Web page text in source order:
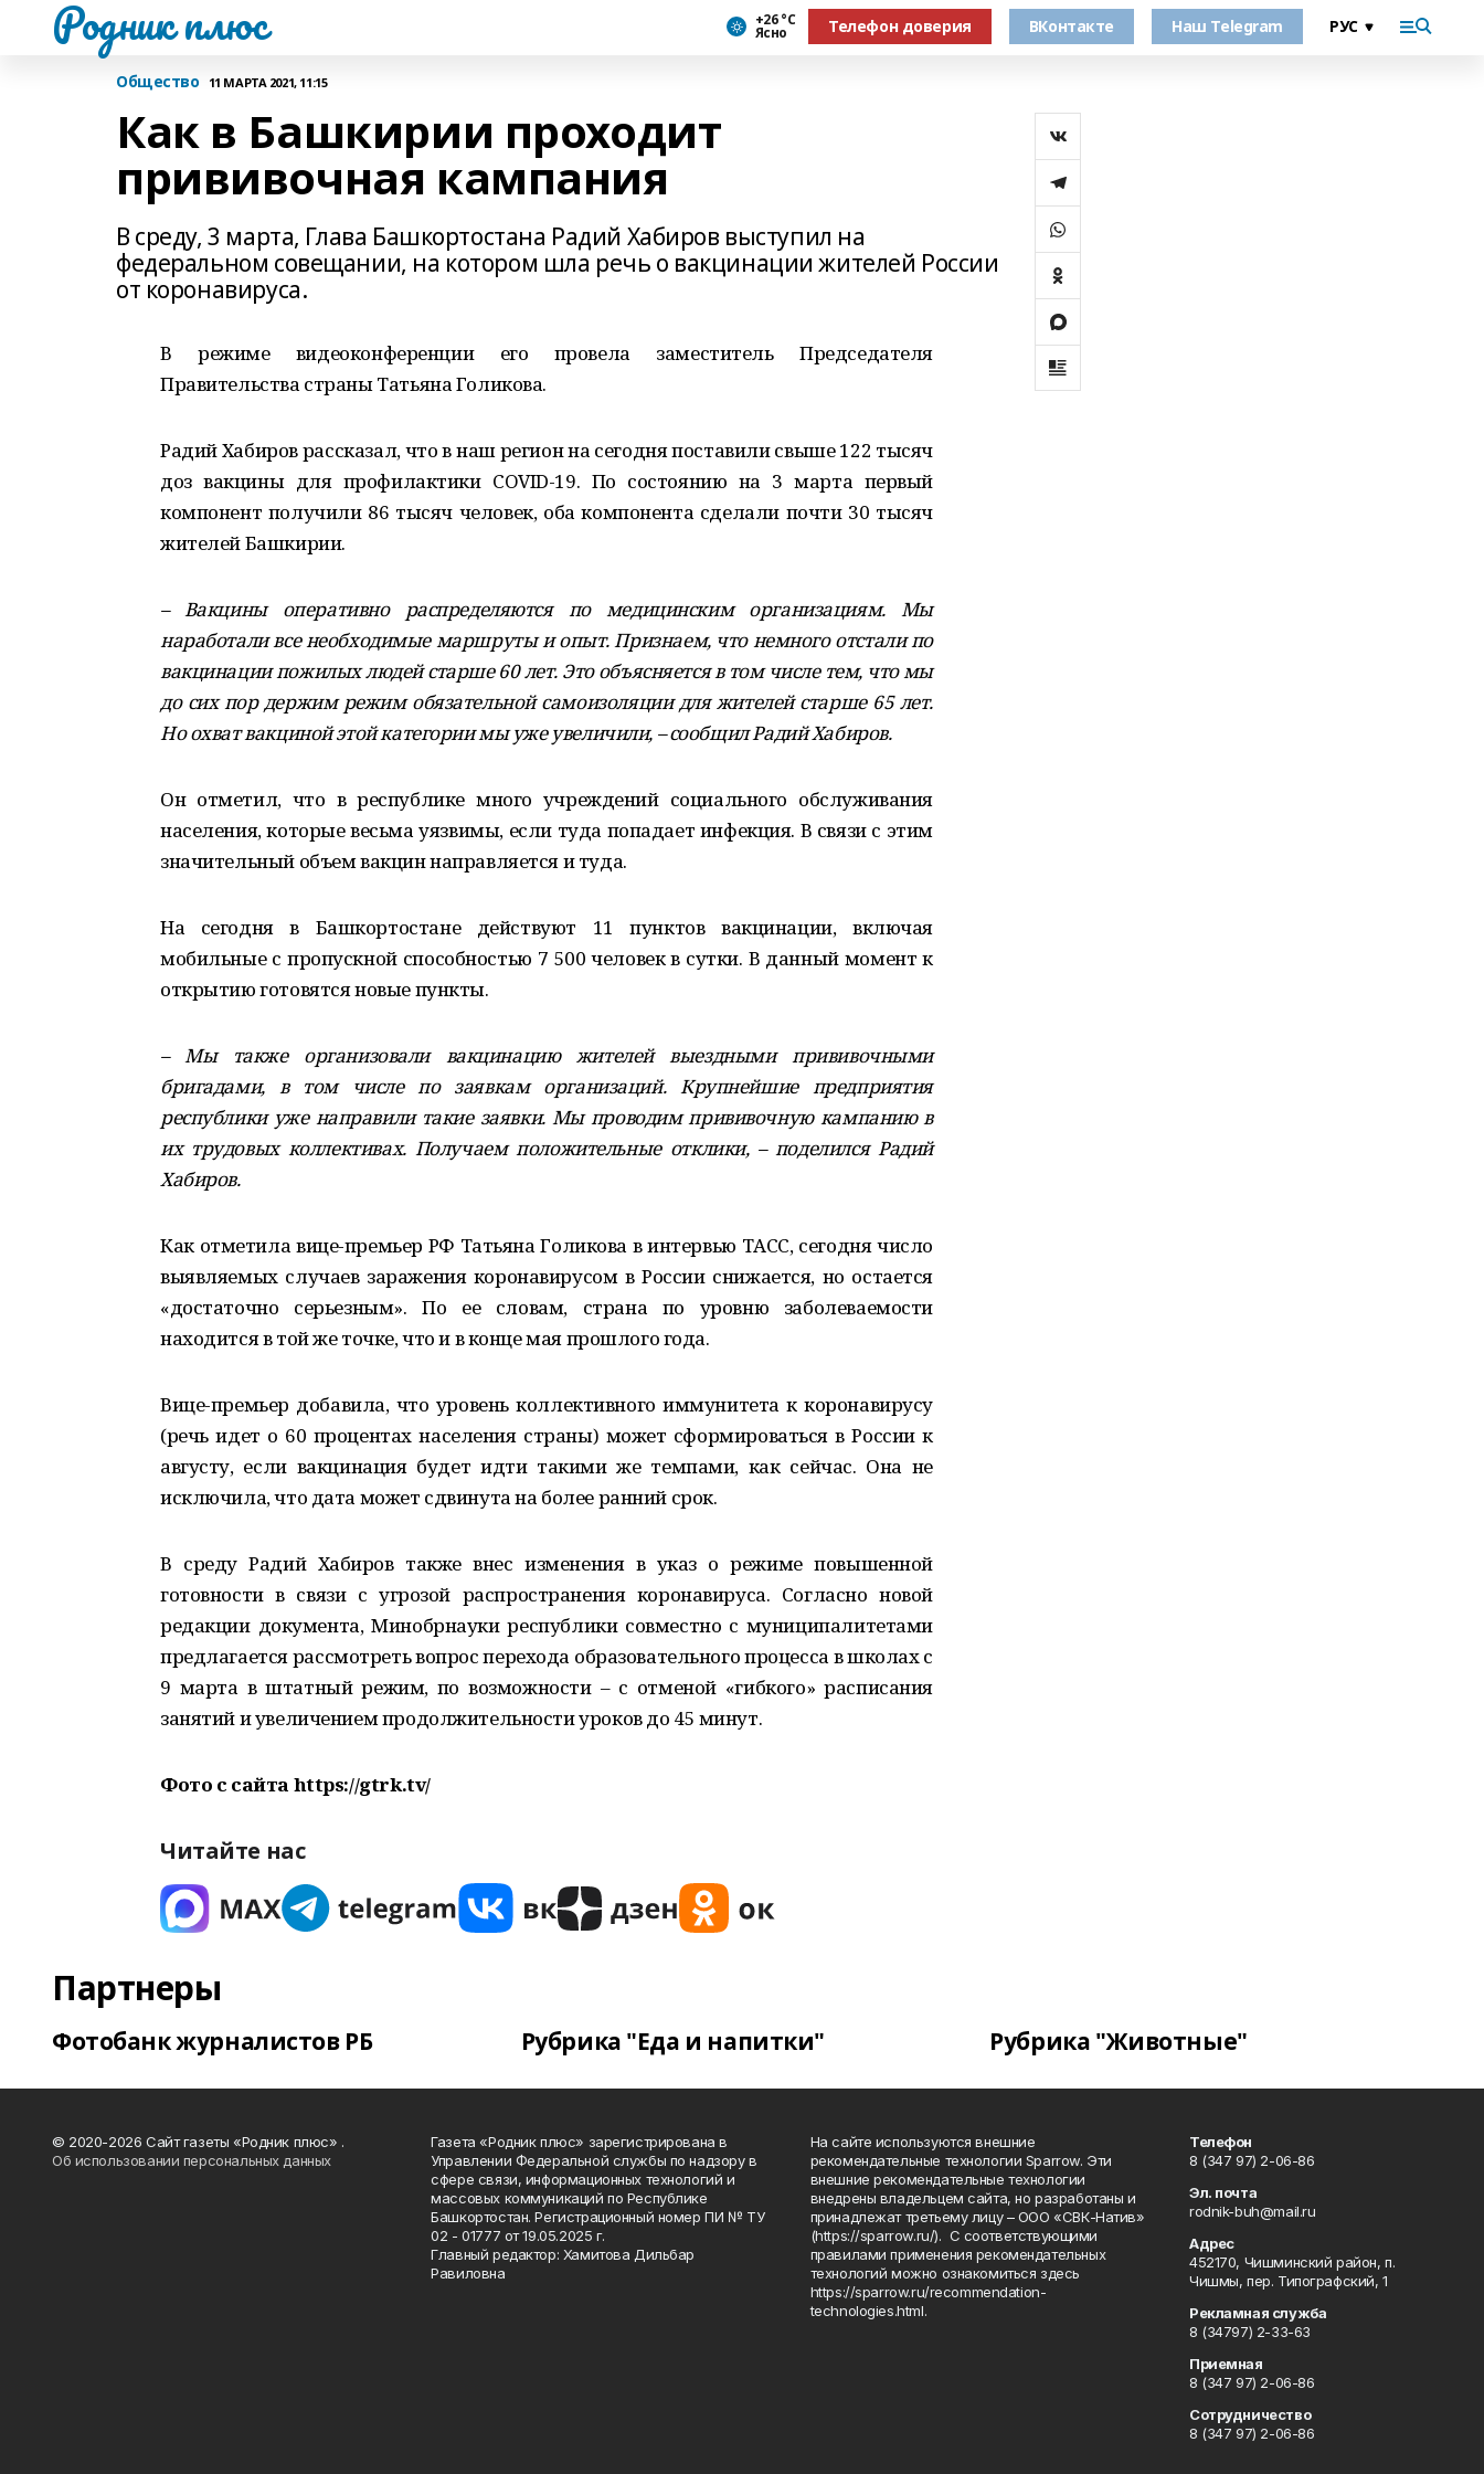
Родник плюс +26 °С
Ясно Телефон доверия ВКонтакте Наш Telegram
Общество 11 МАРТА 2021, 11:15
Как в Башкирии проходит
прививочная кампания
В среду, 3 марта, Глава Башкортостана Радий Хабиров выступил на
федеральном совещании, на котором шла речь о вакцинации жителей России
от коронавируса.
В режиме видеоконференции его провела заместитель Председателя
Правительства страны Татьяна Голикова.
Радий Хабиров рассказал, что в наш регион на сегодня поставили свыше 122 тысяч
доз вакцины для профилактики COVID-19. По состоянию на 3 марта первый
компонент получили 86 тысяч человек, оба компонента сделали почти 30 тысяч
жителей Башкирии.
– Вакцины оперативно распределяются по медицинским организациям. Мы
наработали все необходимые маршруты и опыт. Признаем, что немного отстали по
вакцинации пожилых людей старше 60 лет. Это объясняется в том числе тем, что мы
до сих пор держим режим обязательной самоизоляции для жителей старше 65 лет.
Но охват вакциной этой категории мы уже увеличили, – сообщил Радий Хабиров.
Он отметил, что в республике много учреждений социального обслуживания
населения, которые весьма уязвимы, если туда попадает инфекция. В связи с этим
значительный объем вакцин направляется и туда.
На сегодня в Башкортостане действуют 11 пунктов вакцинации, включая
мобильные с пропускной способностью 7 500 человек в сутки. В данный момент к
открытию готовятся новые пункты.
– Мы также организовали вакцинацию жителей выездными прививочными
бригадами, в том числе по заявкам организаций. Крупнейшие предприятия
республики уже направили такие заявки. Мы проводим прививочную кампанию в
их трудовых коллективах. Получаем положительные отклики, – поделился Радий
Хабиров.
Как отметила вице-премьер РФ Татьяна Голикова в интервью ТАСС, сегодня число
выявляемых случаев заражения коронавирусом в России снижается, но остается
«достаточно серьезным». По ее словам, страна по уровню заболеваемости
находится в той же точке, что и в конце мая прошлого года.
Вице-премьер добавила, что уровень коллективного иммунитета к коронавирусу
(речь идет о 60 процентах населения страны) может сформироваться в России к
августу, если вакцинация будет идти такими же темпами, как сейчас. Она не
исключила, что дата может сдвинута на более ранний срок.
В среду Радий Хабиров также внес изменения в указ о режиме повышенной
готовности в связи с угрозой распространения коронавируса. Согласно новой
редакции документа, Минобрнауки республики совместно с муниципалитетами
предлагается рассмотреть вопрос перехода образовательного процесса в школах с
9 марта в штатный режим, по возможности – с отменой «гибкого» расписания
занятий и увеличением продолжительности уроков до 45 минут.
Фото с сайта https://gtrk.tv/
Читайте нас
Партнеры
Фотобанк журналистов РБ Рубрика "Еда и напитки" Рубрика "Животные"
© 2020-2026 Сайт газеты «Родник плюс» .
Об использовании персональных данных
Газета «Родник плюс» зарегистрирована в
Управлении Федеральной службы по надзору в
сфере связи, информационных технологий и
массовых коммуникаций по Республике
Башкортостан. Регистрационный номер ПИ № ТУ
02 - 01777 от 19.05.2025 г.
Главный редактор: Хамитова Дильбар
Равиловна
На сайте используются внешние
рекомендательные технологии Sparrow. Эти
внешние рекомендательные технологии
внедрены владельцем сайта, но разработаны и
принадлежат третьему лицу – ООО «СВК-Натив»
(https://sparrow.ru/). С соответствующими
правилами применения рекомендательных
технологий можно ознакомиться здесь
https://sparrow.ru/recommendation-
technologies.html.
Телефон
8 (347 97) 2-06-86
Эл. почта
rodnik-buh@mail.ru
Адрес
452170, Чишминский район, п.
Чишмы, пер. Типографский, 1
Рекламная служба
8 (34797) 2-33-63
Приемная
8 (347 97) 2-06-86
Сотрудничество
8 (347 97) 2-06-86